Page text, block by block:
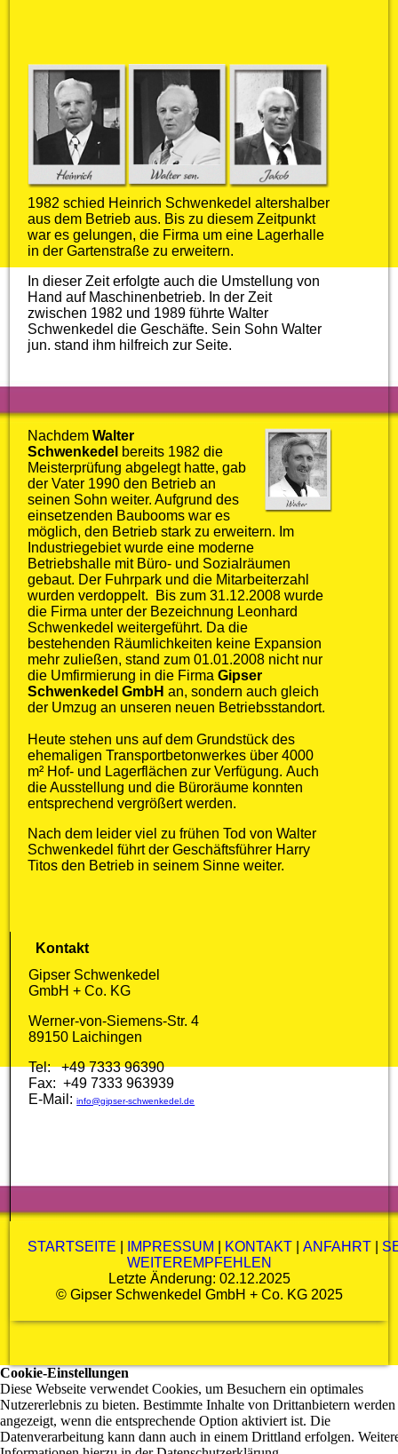
1982 schied Heinrich Schwenkedel altershalber
aus dem Betrieb aus. Bis zu diesem Zeitpunkt
war es gelungen, die Firma um eine Lagerhalle
in der Gartenstraße zu erweitern.
In dieser Zeit erfolgte auch die Umstellung von
Hand auf Maschinenbetrieb. In der Zeit
zwischen 1982 und 1989 führte Walter
Schwenkedel die Geschäfte. Sein Sohn Walter
jun. stand ihm hilfreich zur Seite.
NachdemWalter
Schwenkedel bereits 1982 die
Meisterprüfung abgelegt hatte, gab
der Vater 1990 den Betrieb an
seinen Sohn weiter. Aufgrund des
einsetzenden Baubooms war es
möglich, den Betrieb stark zu erweitern. Im
Industriegebiet wurde eine moderne
Betriebshalle mit Büro- und Sozialräumen
gebaut. Der Fuhrpark und die Mitarbeiterzahl
wurden verdoppelt. Bis zum 31.12.2008 wurde
die Firma unter der Bezeichnung Leonhard
Schwenkedel weitergeführt. Da die
bestehenden Räumlichkeiten keine Expansion
mehr zuließen, stand zum 01.01.2008 nicht nur
die Umfirmierung in die Firma Gipser
Schwenkedel GmbH an, sondern auch gleich
der Umzug an unseren neuen Betriebsstandort.
Heute stehen uns auf dem Grundstück des
ehemaligen Transportbetonwerkes über 4000
m² Hof- und Lagerflächen zur Verfügung. Auch
die Ausstellung und die Büroräume konnten
entsprechend vergrößert werden.
Nach dem leider viel zu frühen Tod von Walter
Schwenkedel führt der Geschäftsführer Harry
Titos den Betrieb in seinem Sinne weiter.
Kontakt
Gipser Schwenkedel
GmbH + Co. KG
Werner-von-Siemens-Str. 4
89150 Laichingen
Tel: +49 7333 96390
Fax: +49 7333 963939
E-Mail:info@gipser-schwenkedel.de
STARTSEITE IMPRESSUM KONTAKT |ANFAHRT
WEITEREMPFEHLEN
Letzte Änderung: 02.12.2025
© Gipser Schwenkedel GmbH + Co. KG2025
Cookie-Einstellungen
Diese Webseite verwendet Cookies, um Besuchern ein optimales
Nutzererlebnis zu bieten. Bestimmte Inhalte von Drittanbietern
angezeigt, wenn die entsprechende Option aktiviert ist. Die
Datenverarbeitung kann dann auch in einem Drittland erfolgen.